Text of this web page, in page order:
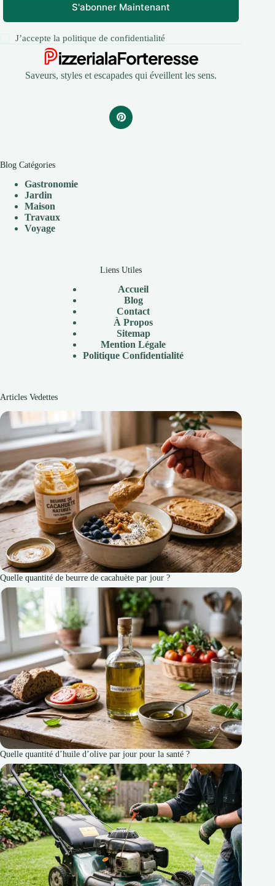
S'abonner Maintenant
J’accepte lapolitique de confidentialité
Saveurs, styles et escapades qui éveillent les sens.
Blog Catégories
Gastronomie
Jardin
Maison
Travaux
Voyage
Liens Utiles
Accueil
Blog
Contact
À Propos
Sitemap
Mention Légale
Politique Confidentialité
Articles Vedettes
Quelle quantité de beurre de cacahuète par jour ?
Quelle quantité d’huile d’olive par jour pour la santé ?